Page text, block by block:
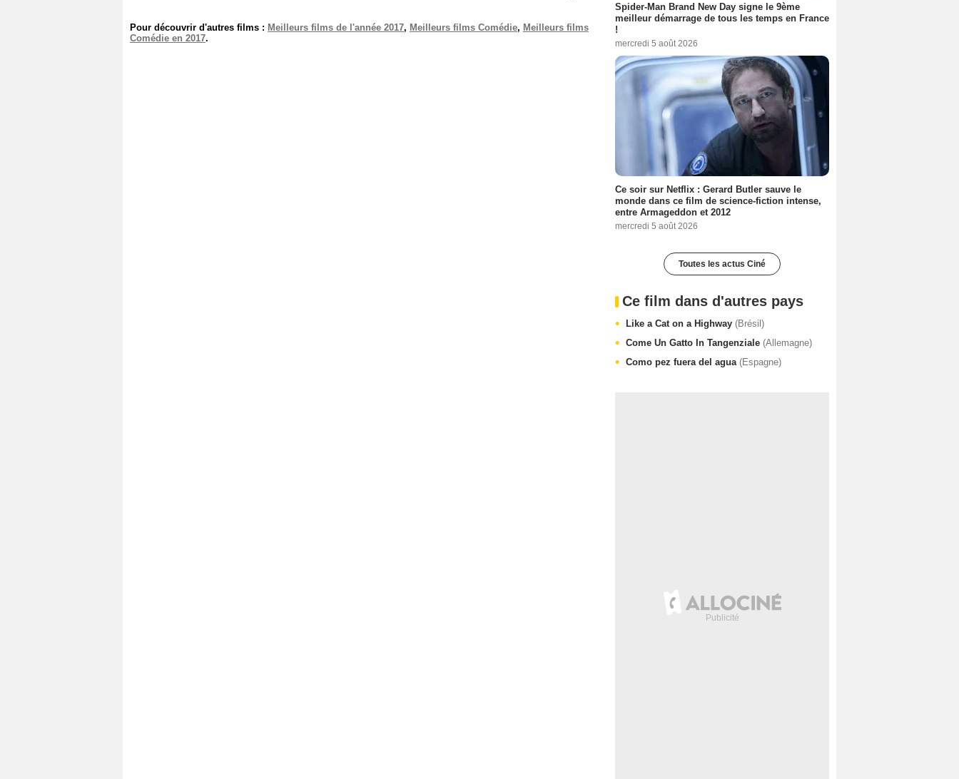
Pour découvrir d'autres films : Meilleurs films de l'année 2017, Meilleurs films Comédie, Meilleurs films
Comédie en 2017.
Spider-Man Brand New Day signe le 9ème
meilleur démarrage de tous les temps en France
!
mercredi 5 août 2026
Ce soir sur Netflix : Gerard Butler sauve le
monde dans ce film de science-fiction intense,
entre Armageddon et 2012
mercredi 5 août 2026
Toutes les actus Ciné
Ce film dans d'autres pays
Like a Cat on a Highway (Brésil)
Come Un Gatto In Tangenziale (Allemagne)
Como pez fuera del agua (Espagne)